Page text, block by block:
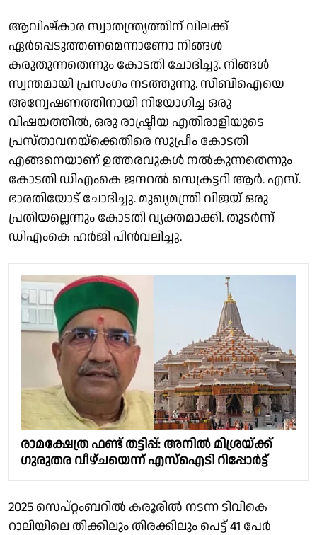
ആവിഷ്കാര സ്വാതന്ത്ര്യത്തിന് വിലക്ക്
ഏർപ്പെടുത്തണമെന്നാണോ നിങ്ങൾ
കരുതുന്നതെന്നും കോടതി ചോദിച്ചു. നിങ്ങൾ
സ്വന്തമായി പ്രസംഗം നടത്തുന്നു. സിബിഐയെ
അന്വേഷണത്തിനായി നിയോഗിച്ച ഒരു
വിഷയത്തിൽ, ഒരു രാഷ്ട്രീയ എതിരാളിയുടെ
പ്രസ്താവനയ്‌ക്കെതിരെ സുപ്രീം കോടതി
എങ്ങനെയാണ് ഉത്തരവുകൾ നൽകുന്നതെന്നും
കോടതി ഡിഎംകെ ജനറൽ സെക്രട്ടറി ആർ. എസ്.
ഭാരതിയോട് ചോദിച്ചു. മുഖ്യമന്ത്രി വിജയ് ഒരു
പ്രതിയല്ലെന്നും കോടതി വ്യക്തമാക്കി. തുടർന്ന്
ഡിഎംകെ ഹർജി പിൻവലിച്ചു.
രാമക്ഷേത്ര ഫണ്ട് തട്ടിപ്പ്: അനിൽ മിശ്രയ്ക്ക്
ഗുരുതര വീഴ്ചയെന്ന് എസ്ഐടി റിപ്പോർട്ട്
2025 സെപ്റ്റംബറിൽ കരൂരിൽ നടന്ന ടിവികെ
റാലിയിലെ തിക്കിലും തിരക്കിലും പെട്ട് 41 പേർ